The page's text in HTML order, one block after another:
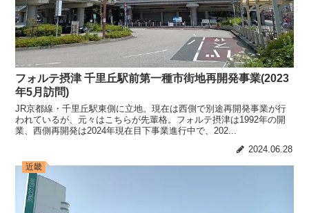
フォルテ摂津 千里丘駅前第一種市街地再開発事業(2023
年5月訪問)
JR京都線・千里丘駅東側に立地。現在は西側で別途再開発事業が行
われているが、元々はこちらが先輩格。フォルテ摂津は1992年の開
業、西側再開発は2024年現在目下事業進行中で、202...
2024.06.28
近畿